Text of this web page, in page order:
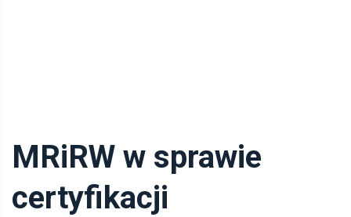
MRiRW w sprawie
certyfikacji